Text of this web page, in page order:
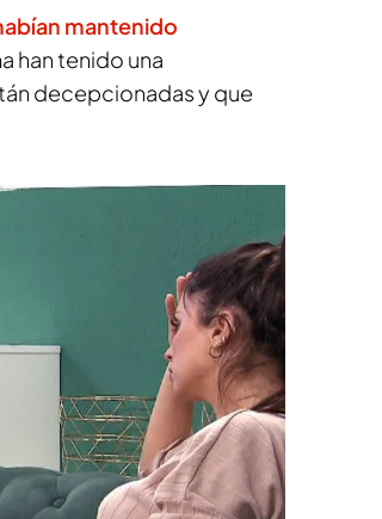
mantenido
han tenido una
decepcionadas y que